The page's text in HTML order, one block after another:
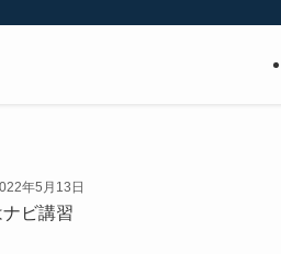
年5月13日
ビ講習